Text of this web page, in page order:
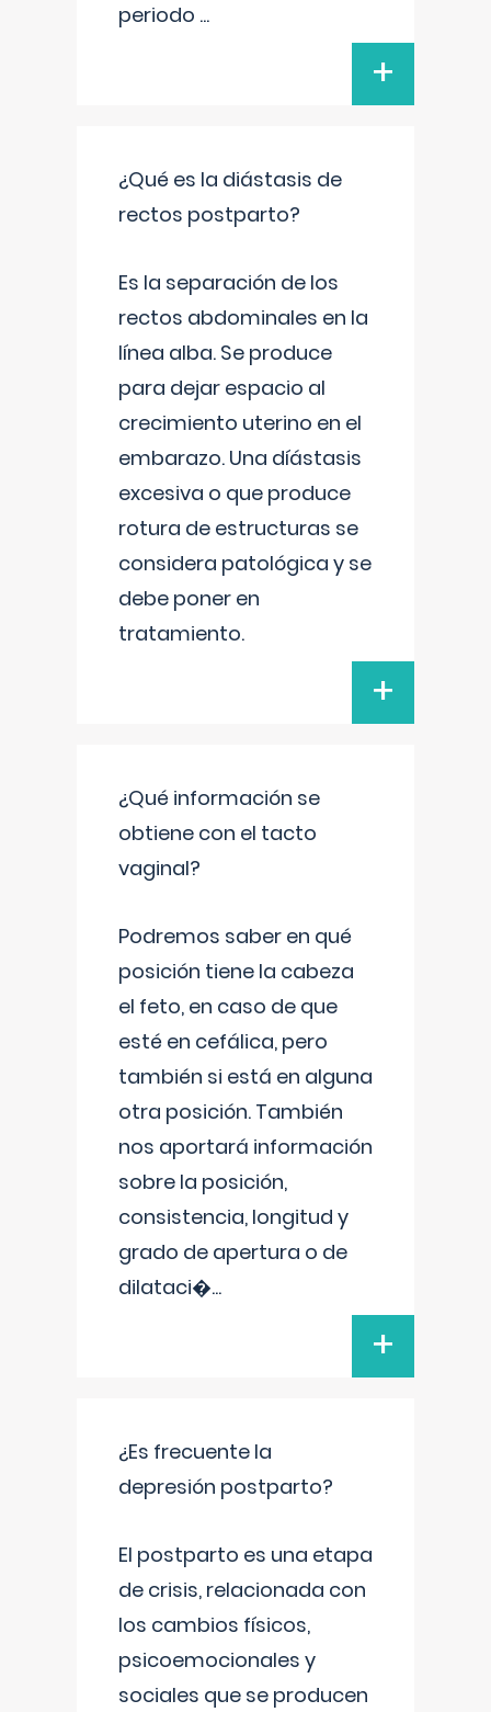
periodo ...
+
¿Qué es la diástasis de
rectos postparto?
Es la separación de los
rectos abdominales en la
línea alba. Se produce
para dejar espacio al
crecimiento uterino en el
embarazo. Una díástasis
excesiva o que produce
rotura de estructuras se
considera patológica y se
debe poner en
tratamiento.
+
¿Qué información se
obtiene con el tacto
vaginal?
Podremos saber en qué
posición tiene la cabeza
el feto, en caso de que
esté en cefálica, pero
también si está en alguna
otra posición. También
nos aportará información
sobre la posición,
consistencia, longitud y
grado de apertura o de
dilataci�...
+
¿Es frecuente la
depresión postparto?
El postparto es una etapa
de crisis, relacionada con
los cambios físicos,
psicoemocionales y
sociales que se producen